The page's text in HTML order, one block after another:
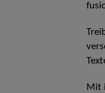
Mit